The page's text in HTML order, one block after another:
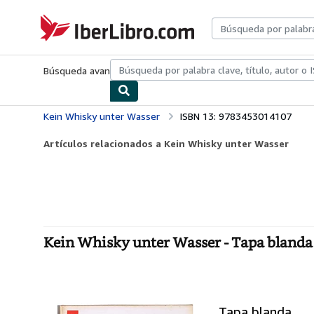
IberLibro.com
Búsqueda avanzadaColecciones Libros antiguosArte y
Kein Whisky unter Wasser ISBN 13: 9783453014107
Artículos relacionados a Kein Whisky unter Wasser
Kein Whisky unter Wasser - Tapa blanda